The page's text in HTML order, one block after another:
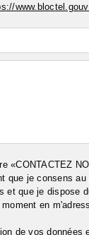
«CONTACTEZ
que je consens au
et que je dispose
en
de vos données